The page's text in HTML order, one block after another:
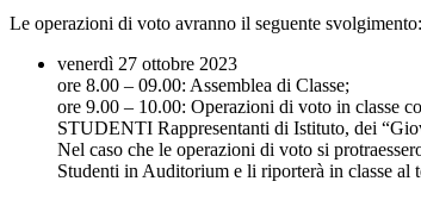
Le operazioni di voto avranno il seguente svolgimento:
venerdì 27 ottobre 2023
ore 8.00 – 09.00: Assemblea di Classe;
ore 9.00 – 10.00: Operazioni di voto in classe
STUDENTI Rappresentanti di Istituto, dei
Nel caso che le operazioni di voto si
Studenti in Auditorium e li riporterà in classe al